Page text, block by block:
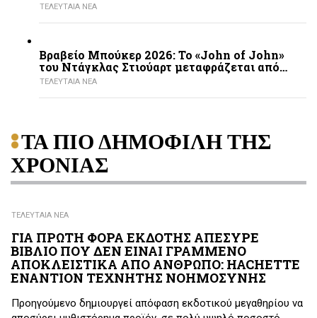
ΤΕΛΕΥΤΑΙΑ ΝΕΑ
Βραβείο Μπούκερ 2026: Το «John of John»
του Ντάγκλας Στιούαρτ μεταφράζεται από…
ΤΕΛΕΥΤΑΙΑ ΝΕΑ
ΤΑ ΠΙΟ ΔΗΜΟΦΙΛΗ ΤΗΣ
ΧΡΟΝΙΑΣ
ΤΕΛΕΥΤΑΙΑ ΝΕΑ
ΓΙΑ ΠΡΩΤΗ ΦΟΡΑ ΕΚΔΟΤΗΣ ΑΠΕΣΥΡΕ
ΒΙΒΛΙΟ ΠΟΥ ΔΕΝ ΕΙΝΑΙ ΓΡΑΜΜΕΝΟ
ΑΠΟΚΛΕΙΣΤΙΚΑ ΑΠΟ ΑΝΘΡΩΠΟ: HACHETTE
ΕΝΑΝΤΙΟΝ ΤΕΧΝΗΤΗΣ ΝΟΗΜΟΣΥΝΗΣ
Προηγούμενο δημιουργεί απόφαση εκδοτικού μεγαθηρίου να